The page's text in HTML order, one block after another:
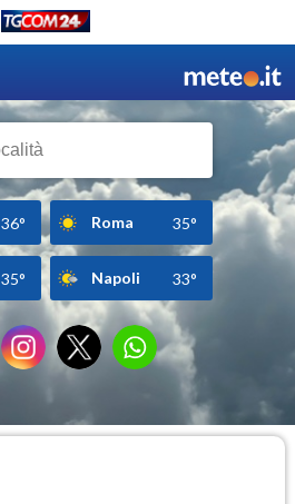
36° Roma 35°
35° Napoli 33°